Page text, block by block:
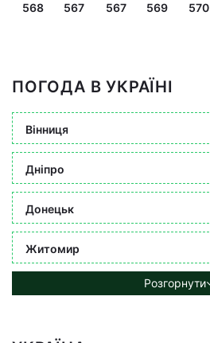
568 567 567 569 570
ПОГОДА В УКРАЇНІ
Вінниця
Дніпро
Донецьк
Житомир
Розгорнути